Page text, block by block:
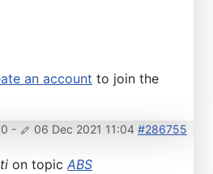
an account to join the
- 06 Dec 2021 11:04 #286755
on topic ABS